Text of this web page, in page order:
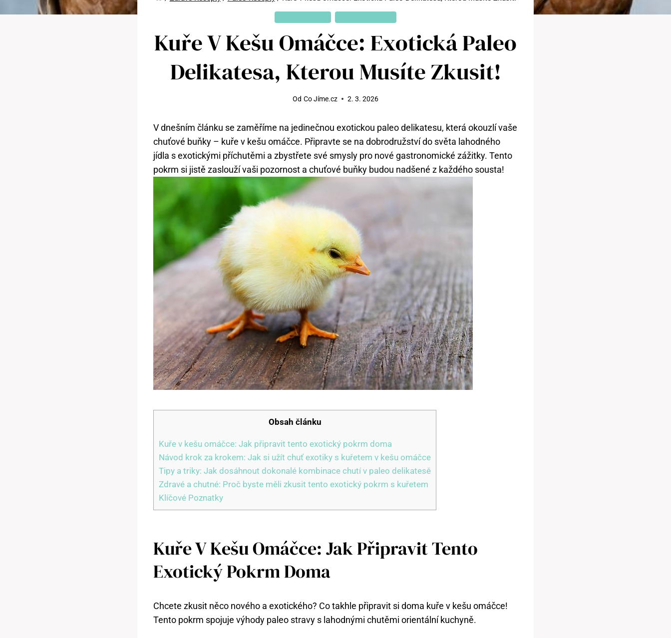
Kuře V Kešu Omáčce: Exotická Paleo
Delikatesa, Kterou Musíte Zkusit!
Od Co Jíme.cz 2. 3. 2026
V dnešním článku se zaměříme na jedinečnou exotickou paleo delikatesu, která okouzlí vaše
chuťové buňky – kuře v kešu omáčce. Připravte se na dobrodružství do světa lahodného
jídla s exotickými příchutěmi a zbystřete své smysly pro nové gastronomické zážitky. Tento
pokrm si jistě zaslouží vaši pozornost a chuťové buňky budou nadšené z každého sousta!
Obsah článku
Kuře v kešu omáčce: Jak připravit tento exotický pokrm doma
Návod krok za krokem: Jak si užít chuť exotiky s kuřetem v kešu omáčce
Tipy a triky: Jak dosáhnout dokonalé kombinace chutí v paleo delikatesě
Zdravé a chutné: Proč byste měli zkusit tento exotický pokrm s kuřetem
Klíčové Poznatky
Kuře V Kešu Omáčce: Jak Připravit Tento
Exotický Pokrm Doma
Chcete zkusit něco nového a exotického? Co takhle připravit si doma kuře v kešu omáčce!
Tento pokrm spojuje výhody paleo stravy s lahodnými chutěmi orientální kuchyně.